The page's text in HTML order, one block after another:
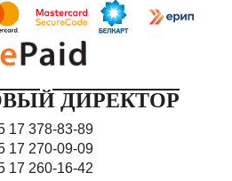
ДИРЕКТОР
17 378-83-89
17 270-09-09
17 260-16-42